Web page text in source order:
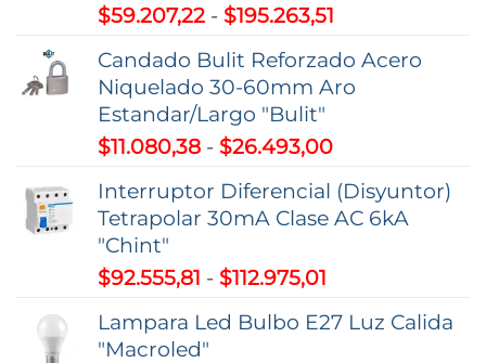
$59.207,22 - $195.263,51
precios:
desde
Candado Bulit Reforzado Acero
Niquelado 30-60mm Aro
Estandar/Largo "Bulit"
$11.080,38 - $26.493,00Rango
precios:
desde
Interruptor Diferencial (Disyuntor)
Tetrapolar 30mA Clase AC 6kA
"Chint"
$92.555,81 - $112.975,01
precios:
Lampara Led Bulbo E27 Luz Calida
"Macroled"